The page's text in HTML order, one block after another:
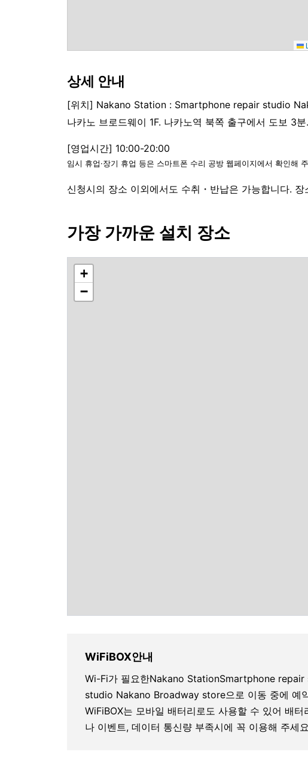
상세 안내
[위치] Nakano Station : Smartphone repair studio
나카노 브로드웨이 1F. 나카노역 북쪽 출구에서 도보 3분.
[영업시간] 10:00-20:00
임시 휴업·장기 휴업 등은 스마트폰 수리 공방 웹페이지에서 확인해
신청시의 장소 이외에서도 수취・반납은 가능합니다.
가장 가까운 설치 장소
+
−
WiFiBOX안내
Wi-Fi가 필요한Nakano StationSmartphone
studio Nakano Broadway store으로 이동 중에 예
WiFiBOX는 모바일 배터리로도 사용할 수 있어 배
나 이벤트, 데이터 통신량 부족시에 꼭 이용해 주세